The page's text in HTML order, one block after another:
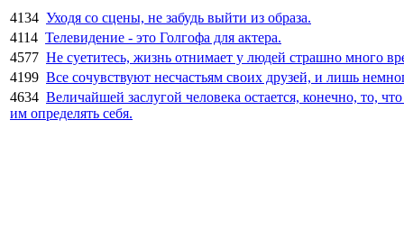
4134 Уходя со сцены, не забудь выйти из образа.
4114 Телевидение - это Голгофа для актера.
4577 Не суетитесь, жизнь отнимает у людей страшно много
4199 Все сочувствуют несчастьям своих друзей, и лишь
4634 Величайшей заслугой человека остается, конечно, то,
им определять себя.